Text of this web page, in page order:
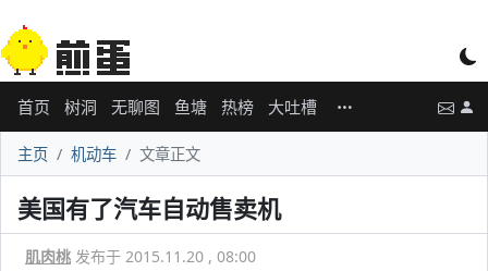
首页 树洞 无聊图 鱼塘 热榜 大吐槽
主页 机动车 文章正文
美国有了汽车自动售卖机
肌肉桃 发布于 2015.11.20 , 08:00